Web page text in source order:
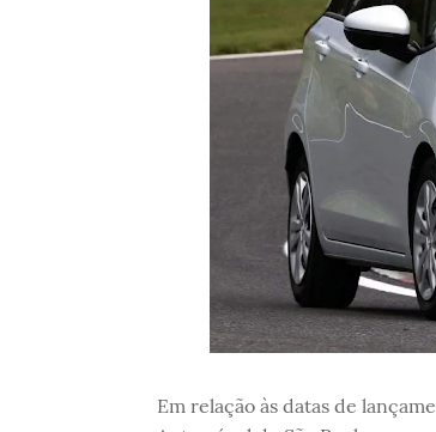
Em relação às datas de